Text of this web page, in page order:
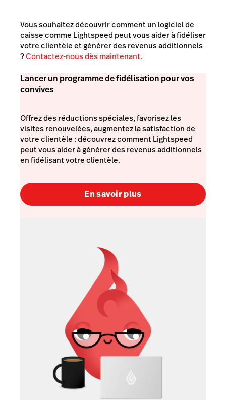
Vous souhaitez découvrir comment un logiciel de
caisse comme Lightspeed peut vous aider à fidéliser
votre clientèle et générer des revenus additionnels
?Contactez-nous dès maintenant.
Lancer un programme de fidélisation pour vos
convives
Offrez des réductions spéciales, favorisez les
visites renouvelées, augmentez la satisfaction de
votre clientèle : découvrez comment Lightspeed
peut vous aider à générer des revenus additionnels
en fidélisant votre clientèle.
En savoir plus